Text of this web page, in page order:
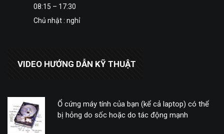
08:15 – 17:30
Chủ nhật : nghỉ
VIDEO HƯỚNG DẪN KỸ THUẬT
Ổ cứng máy tính của bạn (kể cả laptop) có thể
bị hỏng do sốc hoặc do tác động mạnh